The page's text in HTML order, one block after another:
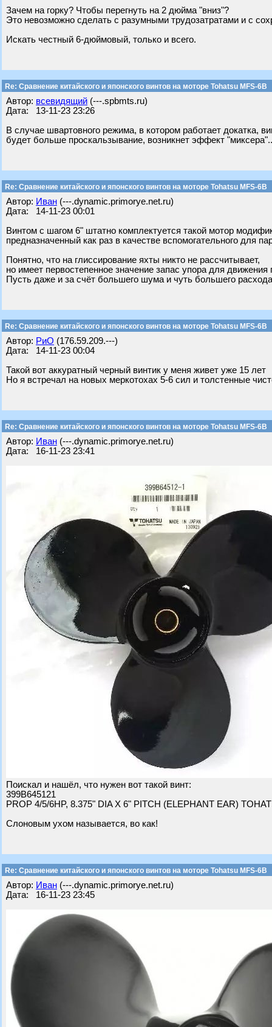
Зачем на горку? Чтобы перегнуть на 2 дюйма "вниз"?
Это невозможно сделать с разумными трудозатратами и с
Искать честный 6-дюймовый, только и всего.
Re: Сравнение китайского и японского винтов на моторе Tohatsu MFS-6B
Автор: всевидящий (---.spbmts.ru)
Дата: 13-11-23 23:26
В случае швартовного режима, в котором работает докатка,
будет больше проскальзывание, возникнет эффект
Re: Сравнение китайского и японского винтов на моторе Tohatsu MFS-6B
Автор: Иван (---.dynamic.primorye.net.ru)
Дата: 14-11-23 00:01
Винтом с шагом 6" штатно комплектуется такой мотор
предназначенный как раз в качестве вспомогательного для
Понятно, что на глиссирование яхты никто не рассчитывает,
но имеет первостепенное значение запас упора для
Пусть даже и за счёт большего шума и чуть большего
Re: Сравнение китайского и японского винтов на моторе Tohatsu MFS-6B
Автор: РиО (176.59.209.---)
Дата: 14-11-23 00:04
Такой вот аккуратный черный винтик у меня живет уже 15 лет
Но я встречал на новых меркотохах 5-6 сил и толстенные
Re: Сравнение китайского и японского винтов на моторе Tohatsu MFS-6B
Автор: Иван (---.dynamic.primorye.net.ru)
Дата: 16-11-23 23:41
Поискал и нашёл, что нужен вот такой винт:
399B645121
PROP 4/5/6HP, 8.375" DIA X 6" PITCH (ELEPHANT EAR)
Слоновым ухом называется, во как!
Re: Сравнение китайского и японского винтов на моторе Tohatsu MFS-6B
Автор: Иван (---.dynamic.primorye.net.ru)
Дата: 16-11-23 23:45